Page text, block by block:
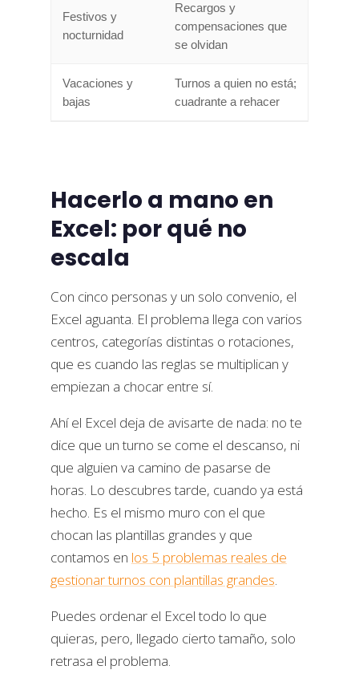
Festivos y
nocturnidad
Recargos y
compensaciones que
se olvidan
Vacaciones y
bajas
Turnos a quien no está;
cuadrante a rehacer
Hacerlo a mano en
Excel: por qué no
escala
Con cinco personas y un solo convenio, el
Excel aguanta. El problema llega con varios
centros, categorías distintas o rotaciones,
que es cuando las reglas se multiplican y
empiezan a chocar entre sí.
Ahí el Excel deja de avisarte de nada: no te
dice que un turno se come el descanso, ni
que alguien va camino de pasarse de
horas. Lo descubres tarde, cuando ya está
hecho. Es el mismo muro con el que
chocan las plantillas grandes y que
contamos en los 5 problemas reales de
gestionar turnos con plantillas grandes.
Puedes ordenar el Excel todo lo que
quieras, pero, llegado cierto tamaño, solo
retrasa el problema.